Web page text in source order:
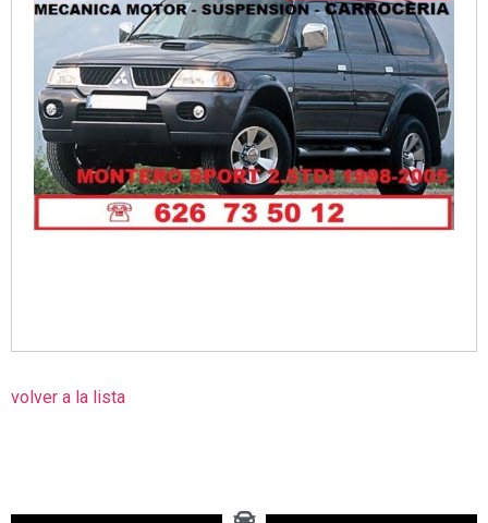
volver a la lista